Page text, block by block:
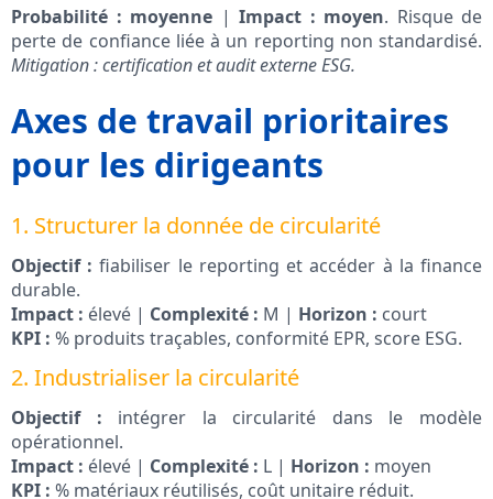
Probabilité : moyenne | Impact : moyen. Risque de
perte de confiance liée à un reporting non standardisé.
Mitigation : certification et audit externe ESG.
Axes de travail prioritaires
pour les dirigeants
1. Structurer la donnée de circularité
Objectif : fiabiliser le reporting et accéder à la finance
durable.
Impact : élevé | Complexité : M | Horizon : court
KPI : % produits traçables, conformité EPR, score ESG.
2. Industrialiser la circularité
Objectif : intégrer la circularité dans le modèle
opérationnel.
Impact : élevé | Complexité : L | Horizon : moyen
KPI : % matériaux réutilisés, coût unitaire réduit.